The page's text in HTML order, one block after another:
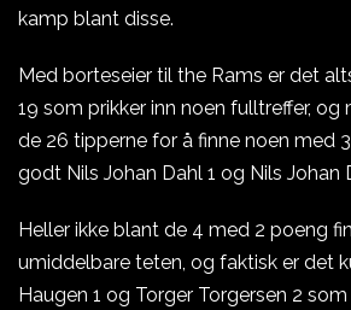
kamp blant disse.
Med borteseier til the Rams er det
19 som prikker inn noen fulltreffer,
de 26 tipperne for å finne noen med
godt Nils Johan Dahl 1 og Nils Johan
Heller ikke blant de 4 med 2 poeng
umiddelbare teten, og faktisk er det
Haugen 1 og Torger Torgersen 2